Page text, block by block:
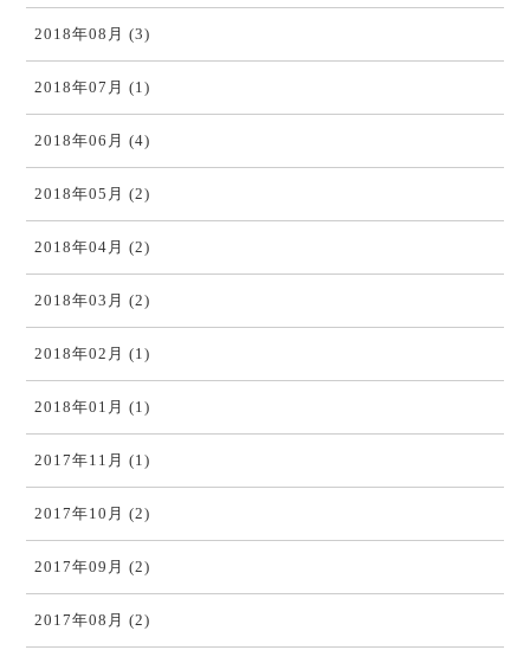
2018年08月 (3)
2018年07月 (1)
2018年06月 (4)
2018年05月 (2)
2018年04月 (2)
2018年03月 (2)
2018年02月 (1)
2018年01月 (1)
2017年11月 (1)
2017年10月 (2)
2017年09月 (2)
2017年08月 (2)